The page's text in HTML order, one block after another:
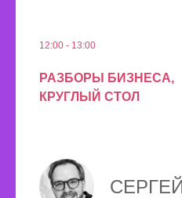
12:00 - 13:00
РАЗБОРЫ БИЗНЕСА,
КРУГЛЫЙ СТОЛ